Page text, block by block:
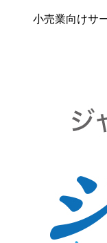
小売業向けサ